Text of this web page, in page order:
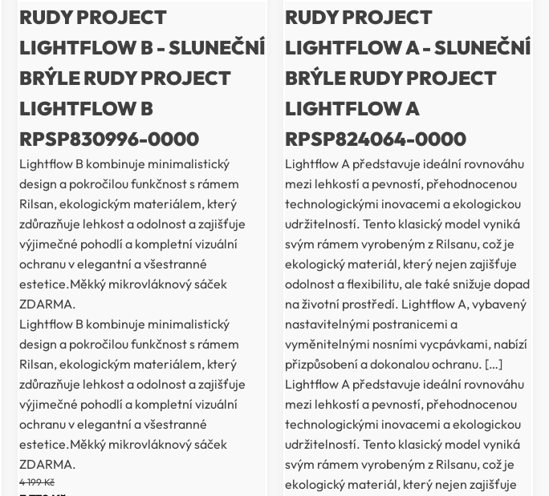
RUDY PROJECT
LIGHTFLOW B - SLUNEČNÍ
BRÝLE RUDY PROJECT
LIGHTFLOW B
RPSP830996-0000
Lightflow B kombinuje minimalistický
design a pokročilou funkčnost s rámem
Rilsan, ekologickým materiálem, který
zdůrazňuje lehkost a odolnost a zajišťuje
výjimečné pohodlí a kompletní vizuální
ochranu v elegantní a všestranné
estetice.Měkký mikrovláknový sáček
ZDARMA.
Lightflow B kombinuje minimalistický
design a pokročilou funkčnost s rámem
Rilsan, ekologickým materiálem, který
zdůrazňuje lehkost a odolnost a zajišťuje
výjimečné pohodlí a kompletní vizuální
ochranu v elegantní a všestranné
estetice.Měkký mikrovláknový sáček
ZDARMA.
4 199Kč
RUDY PROJECT
LIGHTFLOW A - SLUNEČNÍ
BRÝLE RUDY PROJECT
LIGHTFLOW A
RPSP824064-0000
Lightflow A představuje ideální rovnováhu
mezi lehkostí a pevností, přehodnocenou
technologickými inovacemi a ekologickou
udržitelností. Tento klasický model vyniká
svým rámem vyrobeným z Rilsanu, což je
ekologický materiál, který nejen zajišťuje
odolnost a flexibilitu, ale také snižuje dopad
na životní prostředí. Lightflow A, vybavený
nastavitelnými postranicemi a
vyměnitelnými nosními vycpávkami, nabízí
přizpůsobení a dokonalou ochranu. […]
Lightflow A představuje ideální rovnováhu
mezi lehkostí a pevností, přehodnocenou
technologickými inovacemi a ekologickou
udržitelností. Tento klasický model vyniká
svým rámem vyrobeným z Rilsanu, což je
ekologický materiál, který nejen zajišťuje